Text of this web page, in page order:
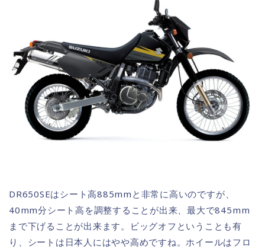
DR650SEはシート高885mmと非常に高いのですが、
40mm分シート高を調整することが出来、最大で845mm
まで下げることが出来ます。ビッグオフということも有
り、シートは日本人にはやや高めですね。ホイールはフロ